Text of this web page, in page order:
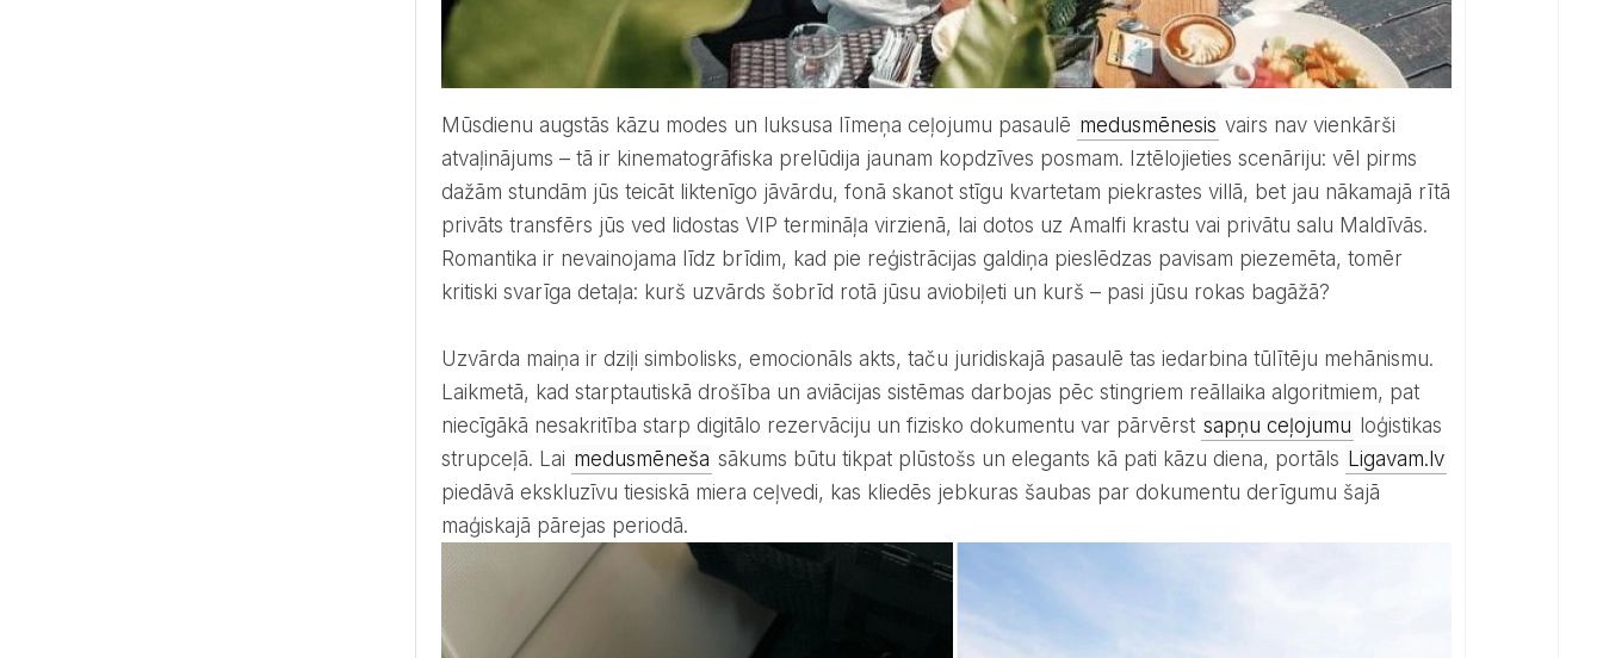
Mūsdienu augstās kāzu modes un luksusa līmeņa ceļojumu pasaulē medusmēnesis vairs nav vienkārši
atvaļinājums – tā ir kinematogrāfiska prelūdija jaunam kopdzīves posmam. Iztēlojieties scenāriju: vēl pirms
dažām stundām jūs teicāt liktenīgo jāvārdu, fonā skanot stīgu kvartetam piekrastes villā, bet jau nākamajā rītā
privāts transfērs jūs ved lidostas VIP termināļa virzienā, lai dotos uz Amalfi krastu vai privātu salu Maldīvās.
Romantika ir nevainojama līdz brīdim, kad pie reģistrācijas galdiņa pieslēdzas pavisam piezemēta, tomēr
kritiski svarīga detaļa: kurš uzvārds šobrīd rotā jūsu aviobiļeti un kurš – pasi jūsu rokas bagāžā?
Uzvārda maiņa ir dziļi simbolisks, emocionāls akts, taču juridiskajā pasaulē tas iedarbina tūlītēju mehānismu.
Laikmetā, kad starptautiskā drošība un aviācijas sistēmas darbojas pēc stingriem reāllaika algoritmiem, pat
niecīgākā nesakritība starp digitālo rezervāciju un fizisko dokumentu var pārvērst sapņu ceļojumu
loģistikas
strupceļā. Lai medusmēneša sākums būtu tikpat plūstošs un elegants kā pati kāzu diena, portāls Ligavam.lv
piedāvā ekskluzīvu tiesiskā miera ceļvedi, kas kliedēs jebkuras šaubas par dokumentu derīgumu šajā
maģiskajā pārejas periodā.